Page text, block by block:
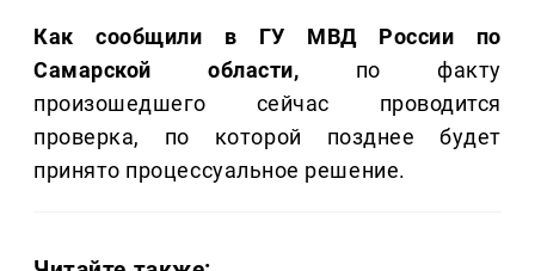
Как сообщили в ГУ МВД России по
Самарской области, по факту
произошедшего сейчас проводится
проверка, по которой позднее будет
принято процессуальное решение.